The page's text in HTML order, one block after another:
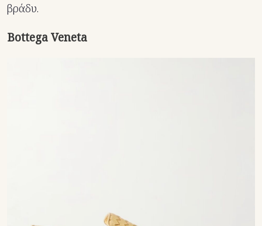
βράδυ.
Bottega Veneta